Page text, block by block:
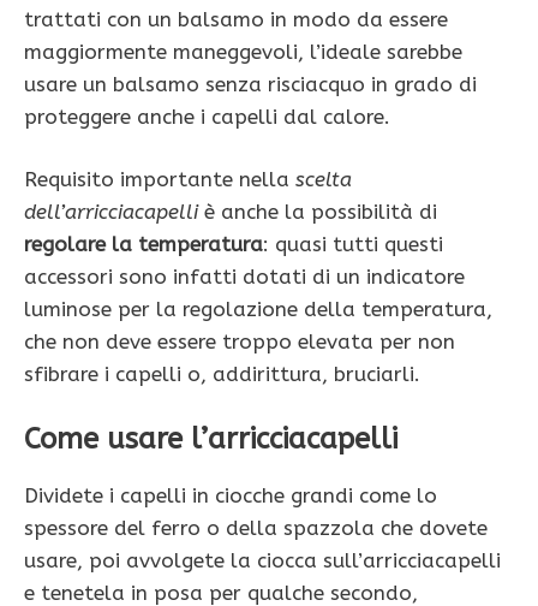
trattati con un balsamo in modo da essere
maggiormente maneggevoli, l’ideale sarebbe
usare un balsamo senza risciacquo in grado di
proteggere anche i capelli dal calore.
Requisito importante nella scelta
dell’arricciacapelliè anche la possibilità di
regolare la temperatura: quasi tutti questi
accessori sono infatti dotati di un indicatore
luminose per la regolazione della temperatura,
che non deve essere troppo elevata per non
sfibrare i capelli o, addirittura, bruciarli.
Come usare l’arricciacapelli
Dividete i capelli in ciocche grandi come lo
spessore del ferro o della spazzola che dovete
usare, poi avvolgete la ciocca sull’arricciacapelli
e tenetela in posa per qualche secondo,